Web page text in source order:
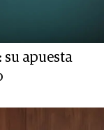
su apuesta